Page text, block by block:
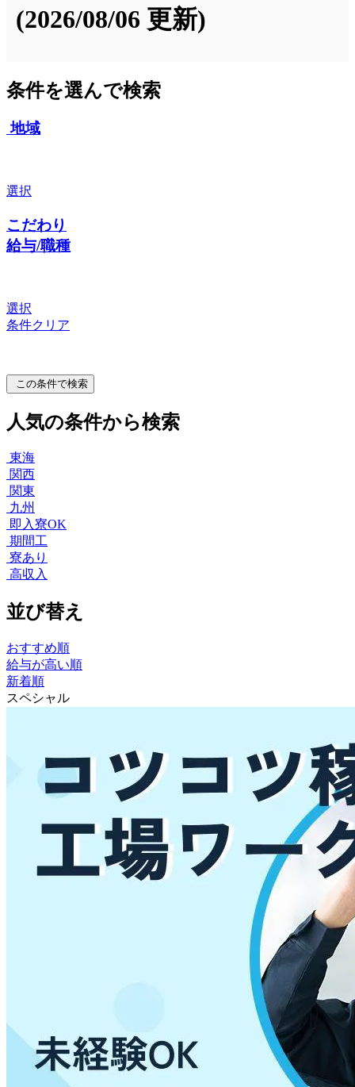
(2026/08/06 更新)
条件を選んで検索
地域
選択
こだわり
給与/職種
選択
条件クリア
この条件で検索
人気の条件から検索
東海
関西
関東
九州
即入寮OK
期間工
寮あり
高収入
並び替え
おすすめ順
給与が高い順
新着順
スペシャル